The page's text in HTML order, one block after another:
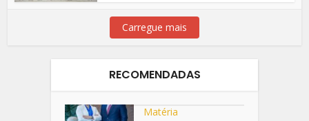
Carregue mais
RECOMENDADAS
Matéria